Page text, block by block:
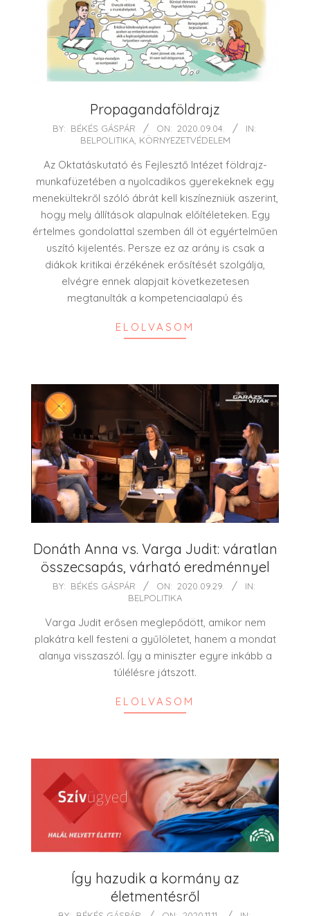
Propagandaföldrajz
2020-BY: BÉKÉS GÁSPÁR ON: 2020.09.04.
IN:
BELPOLITIKA, KÖRNYEZETVÉDELEM
Az Oktatáskutató és Fejlesztő Intézet földrajz-
munkafüzetében a nyolcadikos gyerekeknek egy
menekültekről szóló ábrát kell kiszínezniük aszerint,
hogy mely állítások alapulnak előítéleteken. Egy
értelmes gondolattal szemben áll öt egyértelműen
uszító kijelentés. Persze ez az arány is csak a
diákok kritikai érzékének erősítését szolgálja,
elvégre ennek alapjait következetesen
megtanulták a kompetenciaalapú és
ELOLVASOM
Donáth Anna vs. Varga Judit: váratlan
összecsapás, várható eredménnyel
2020-BY: BÉKÉS GÁSPÁR ON: 2020.09.29.
IN:
BELPOLITIKA
Varga Judit erősen meglepődött, amikor nem
plakátra kell festeni a gyűlöletet, hanem a mondat
alanya visszaszól. Így a miniszter egyre inkább a
túlélésre játszott.
ELOLVASOM
Így hazudik a kormány az
életmentésről